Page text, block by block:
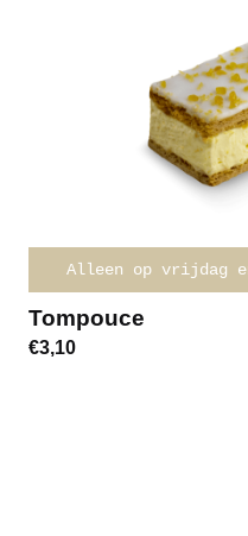
Alleen op vrijdag
Tompouce
€3,10